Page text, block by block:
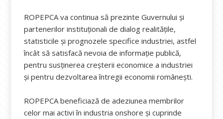
ROPEPCA va continua să prezinte Guvernului şi
partenerilor instituţionali de dialog realităţile,
statisticile şi prognozele specifice industriei, astfel
încât să satisfacă nevoia de informație publică,
pentru susținerea creşterii economice a industriei
şi pentru dezvoltarea întregii economii româneşti.
ROPEPCA beneficiază de adeziunea membrilor
celor mai activi în industria onshore şi cuprinde